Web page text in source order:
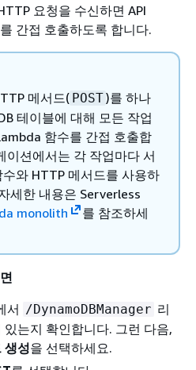
요청을 수신하면 API
간접 호출하도록 합니다.
메서드( POST)를 하나
테이블에 대해 모든 작업
함수를 간접 호출합
이션에서는 각 작업마다 서
와 HTTP 메서드를 사용하
세한 내용은 Serverless
monolith
를 참조하세
서 /DynamoDBManager 리
는지 확인합니다. 그런 다음,
생성을 선택하세요.